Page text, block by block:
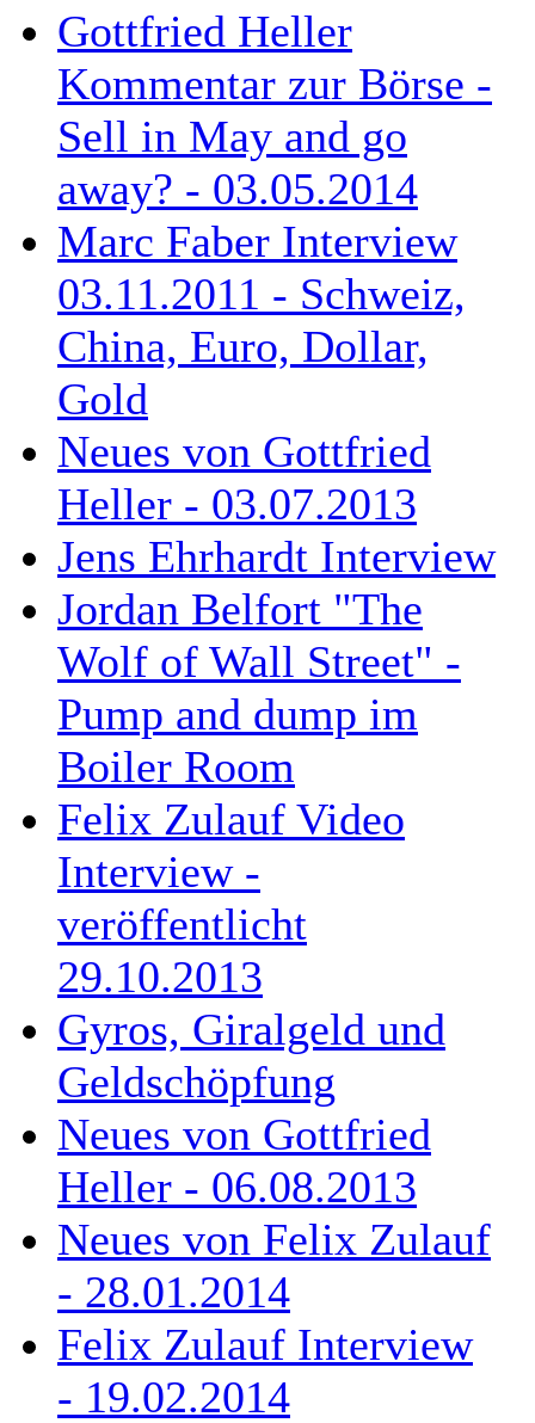
Gottfried Heller
Kommentar zur Börse -
Sell in May and go
away? - 03.05.2014
Marc Faber Interview
03.11.2011 - Schweiz,
China, Euro, Dollar,
Gold
Neues von Gottfried
Heller - 03.07.2013
Jens Ehrhardt Interview
Jordan Belfort "The
Wolf of Wall Street" -
Pump and dump im
Boiler Room
Felix Zulauf Video
Interview -
veröffentlicht
29.10.2013
Gyros, Giralgeld und
Geldschöpfung
Neues von Gottfried
Heller - 06.08.2013
Neues von Felix Zulauf
- 28.01.2014
Felix Zulauf Interview
- 19.02.2014